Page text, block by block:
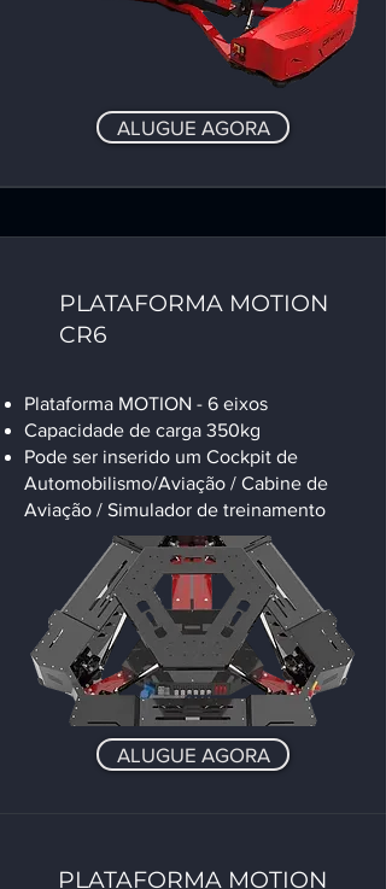
ALUGUE AGORA
PLATAFORMA MOTION
CR6
Plataforma MOTION - 6 eixos
Capacidade de carga 350kg
Pode ser inserido um Cockpit de
Automobilismo/Aviação / Cabine de
Aviação / Simulador de treinamento
ALUGUE AGORA
PLATAFORMA MOTION